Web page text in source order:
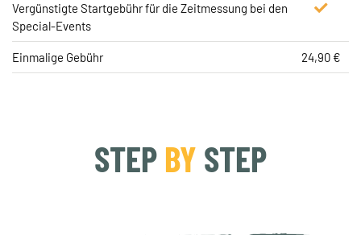
Vergünstigte Startgebühr für die Zeitmessung bei den
Special-Events
Einmalige Gebühr 24,90 €
STEP BY STEP